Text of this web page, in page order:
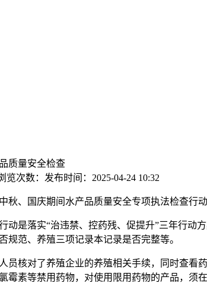
质量安全检查
览次数： 发布时间： 2025-04-24 10:32
、国庆期间水产品质量安全专项执法检查行动
是落实“治违禁、控药残、促提升”三年行动
规范、养殖三项记录本记录是否完整等。
核对了养殖企业的养殖相关手续，同时查看
霉素等禁用药物，对使用限用药物的产品，须